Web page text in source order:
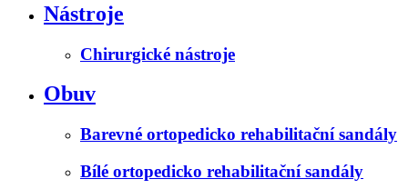
Nástroje
Chirurgické nástroje
Obuv
Barevné ortopedicko rehabilitační sandály
Bílé ortopedicko rehabilitační sandály